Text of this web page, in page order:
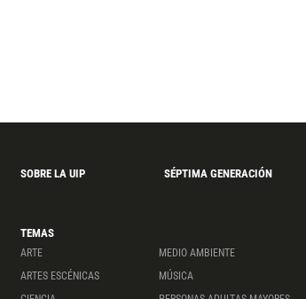
SOBRE LA UIP SÉPTIMA GENERACIÓN
TEMAS
ARTE
ARTES ESCÉNICAS
MEDIO AMBIENTE
MÚSICA